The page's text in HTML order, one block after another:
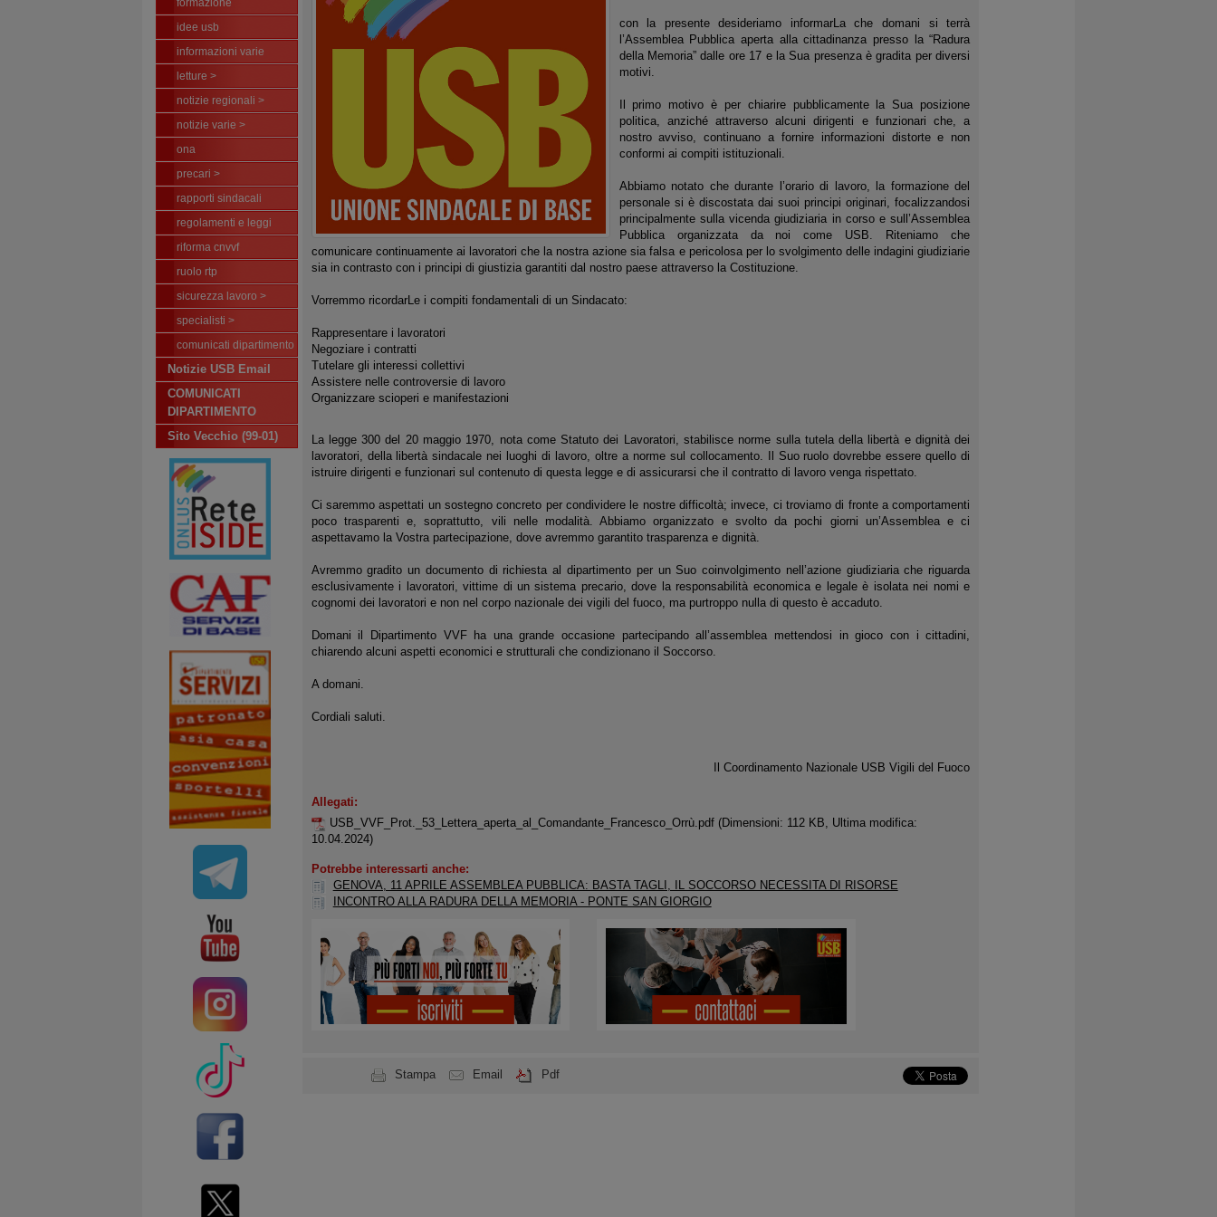
formazione
idee usb
informazioni varie
letture >
notizie regionali >
notizie varie >
ona
precari >
rapporti sindacali
regolamenti e leggi
riforma cnvvf
ruolo rtp
sicurezza lavoro >
specialisti >
comunicati dipartimento
Notizie USB Email
COMUNICATI
DIPARTIMENTO
Sito Vecchio (99-01)
con la presente desideriamo informarLa che domani si terrà
l’Assemblea Pubblica aperta alla cittadinanza presso la “Radura
della Memoria” dalle ore 17 e la Sua presenza è gradita per diversi
motivi.
Il primo motivo è per chiarire pubblicamente la Sua posizione
politica, anziché attraverso alcuni dirigenti e funzionari che, a
nostro avviso, continuano a fornire informazioni distorte e non
conformi ai compiti istituzionali.
Abbiamo notato che durante l’orario di lavoro, la formazione del
personale si è discostata dai suoi principi originari, focalizzandosi
principalmente sulla vicenda giudiziaria in corso e sull’Assemblea
Pubblica organizzata da noi come USB. Riteniamo che
comunicare continuamente ai lavoratori che la nostra azione sia falsa e pericolosa per lo svolgimento delle indagini giudiziarie
sia in contrasto con i principi di giustizia garantiti dal nostro paese attraverso la Costituzione.
Vorremmo ricordarLe i compiti fondamentali di un Sindacato:
Rappresentare i lavoratori
Negoziare i contratti
Tutelare gli interessi collettivi
Assistere nelle controversie di lavoro
Organizzare scioperi e manifestazioni
La legge 300 del 20 maggio 1970, nota come Statuto dei Lavoratori, stabilisce norme sulla tutela della libertà e dignità dei
lavoratori, della libertà sindacale nei luoghi di lavoro, oltre a norme sul collocamento. Il Suo ruolo dovrebbe essere quello di
istruire dirigenti e funzionari sul contenuto di questa legge e di assicurarsi che il contratto di lavoro venga rispettato.
Ci saremmo aspettati un sostegno concreto per condividere le nostre difficoltà; invece, ci troviamo di fronte a comportamenti
poco trasparenti e, soprattutto, vili nelle modalità. Abbiamo organizzato e svolto da pochi giorni un’Assemblea e ci
aspettavamo la Vostra partecipazione, dove avremmo garantito trasparenza e dignità.
Avremmo gradito un documento di richiesta al dipartimento per un Suo coinvolgimento nell’azione giudiziaria che riguarda
esclusivamente i lavoratori, vittime di un sistema precario, dove la responsabilità economica e legale è isolata nei nomi e
cognomi dei lavoratori e non nel corpo nazionale dei vigili del fuoco, ma purtroppo nulla di questo è accaduto.
Domani il Dipartimento VVF ha una grande occasione partecipando all’assemblea mettendosi in gioco con i cittadini,
chiarendo alcuni aspetti economici e strutturali che condizionano il Soccorso.
A domani.
Cordiali saluti.
Il Coordinamento Nazionale USB Vigili del Fuoco
Allegati:
USB_VVF_Prot._53_Lettera_aperta_al_Comandante_Francesco_Orrù.pdf (Dimensioni: 112 KB, Ultima modifica:
10.04.2024)
Potrebbe interessarti anche:
GENOVA, 11 APRILE ASSEMBLEA PUBBLICA: BASTA TAGLI, IL SOCCORSO NECESSITA DI RISORSE
INCONTRO ALLA RADURA DELLA MEMORIA - PONTE SAN GIORGIO
Stampa Email Pdf